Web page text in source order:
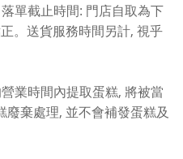
單截止時間: 門店自取為下
。送貨服務時間另計, 視乎
業時間內提取蛋糕, 將被當
廢棄處理, 並不會補發蛋糕及